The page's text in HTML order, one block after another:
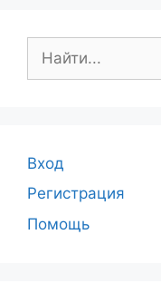
Вход
Регистрация
Помощь